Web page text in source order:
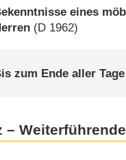
eines
(D 1962)
zum Ende aller Tage
–